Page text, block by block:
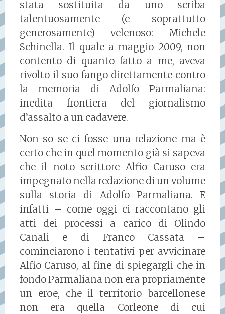
stata sostituita da uno scriba
talentuosamente (e soprattutto
generosamente) velenoso: Michele
Schinella. Il quale a maggio 2009, non
contento di quanto fatto a me, aveva
rivolto il suo fango direttamente contro
la memoria di Adolfo Parmaliana:
inedita frontiera del giornalismo
d’assalto a un cadavere.
Non so se ci fosse una relazione ma è
certo che in quel momento già si sapeva
che il noto scrittore Alfio Caruso era
impegnato nella redazione di un volume
sulla storia di Adolfo Parmaliana. E
infatti – come oggi ci raccontano gli
atti dei processi a carico di Olindo
Canali e di Franco Cassata –
cominciarono i tentativi per avvicinare
Alfio Caruso, al fine di spiegargli che in
fondo Parmaliana non era propriamente
un eroe, che il territorio barcellonese
non era quella Corleone di cui